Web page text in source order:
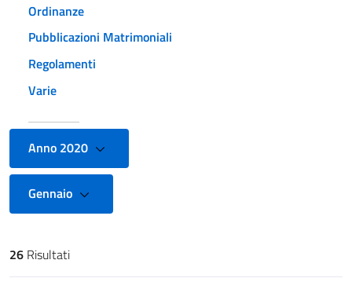
Ordinanze
Pubblicazioni Matrimoniali
Regolamenti
Varie
Anno 2020
Gennaio
Risultati di ricerca
26 Risultati